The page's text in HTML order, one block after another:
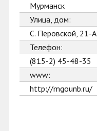
Мурманск
Улица, дом:
С. Перовской, 21-А
Телефон:
(815-2) 45-48-35
www:
http://mgounb.ru/